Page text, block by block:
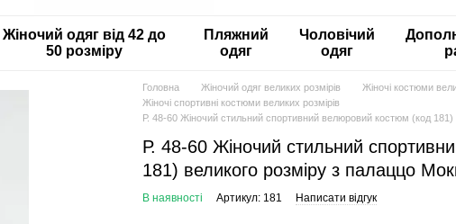
Жіночий одяг від 42 до
50 розміру
Пляжний
одяг
Чоловічий
одяг
Головна Жіночий одяг великих розмірів
Жіночі костюми
Жіночі спортивні костюми великих розмірів
Р. 48-60 Жіночий стильний спортивний велюровий костюм (код 181)
Р. 48-60 Жіночий стильний
181) великого розміру з палаццо
В наявності Артикул: 181 Написати відгук